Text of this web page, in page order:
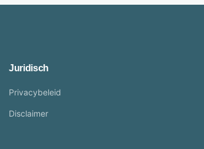
Juridisch
Privacybeleid
Disclaimer